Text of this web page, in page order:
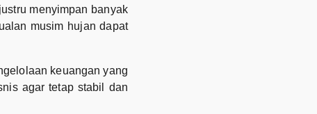
menyimpan banyak
musim hujan dapat
keuangan yang
agar tetap stabil dan